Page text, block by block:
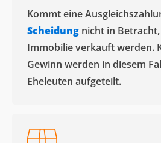
Kommt eine
Scheidung nicht in
Immobilie verkauft werden.
Gewinn werden in diesem
Eheleuten aufgeteilt.​